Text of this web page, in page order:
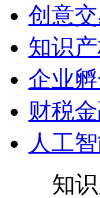
创意
知识
企业
财税
人工
知